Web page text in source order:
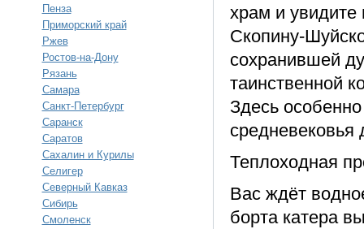
Пенза
Приморский край
Ржев
Ростов-на-Дону
Рязань
Самара
Санкт-Петербург
Саранск
Саратов
Сахалин и Курилы
Селигер
Северный Кавказ
Сибирь
Смоленск
храм и увидите
Скопину-
сохранившей
таинственной
Здесь особенно
средневековья
Теплоходная
Вас ждёт
борта катера